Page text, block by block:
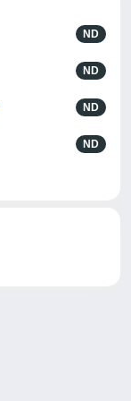
ND
ND
ND
ND